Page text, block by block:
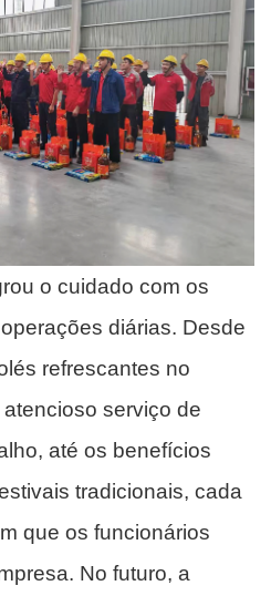
o cuidado com os
diárias. Desde
refrescantes no
serviço de
até os benefícios
tradicionais, cada
que os funcionários
No futuro, a